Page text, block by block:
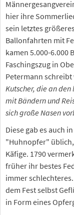
hier ihre
sein letztes
Ballonfahrten mit
kamen 5.000-6.000
Faschingszug in
Petermann schreibt
Kutscher, die an
mit Bändern und
sich große Nasen
Diese gab es auch
"Huhnopfer"
Käfige. 1790
früher ihr bestes
immer
dem Fest selbst
in Form eines